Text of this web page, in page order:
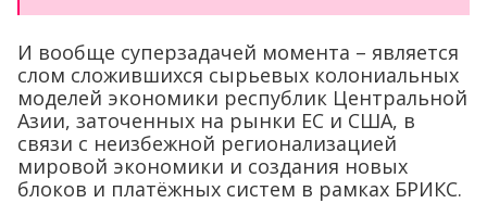
И вообще суперзадачей момента – является
слом сложившихся сырьевых колониальных
моделей экономики республик Центральной
Азии, заточенных на рынки ЕС и США, в
связи с неизбежной регионализацией
мировой экономики и создания новых
блоков и платёжных систем в рамках БРИКС.